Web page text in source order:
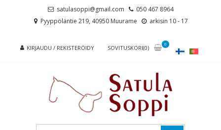
satulasoppi@gmail.com
050 467 8964
Pyyppöläntie 219, 40950 Muurame
arkisin 10 - 17
KIRJAUDU / REKISTERÖIDY SOVITUSKORI(0)
0